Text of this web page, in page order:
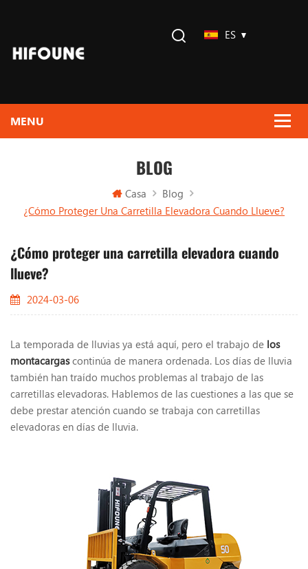
ES
BLOG
Casa
Blog
¿Cómo Proteger Una Carretilla Elevadora Cuando Llueve?
¿Cómo proteger una carretilla elevadora cuando
llueve?
2024-03-06
La temporada de lluvias ya está aquí, pero el trabajo de los
montacargascontinúa de manera ordenada. Los días de lluvia
también han traído muchos problemas al trabajo de las
carretillas elevadoras. Hablemos de las cuestiones a las que se
debe prestar atención cuando se trabaja con carretillas
elevadoras en días de lluvia.